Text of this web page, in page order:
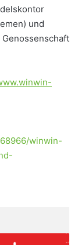
und
winwin-